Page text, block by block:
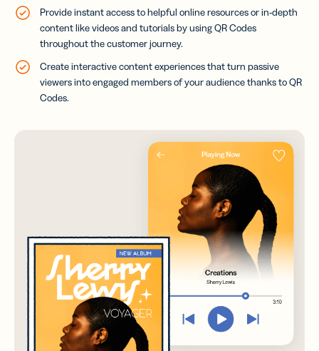
Provide instant access to helpful online resources or in-depth
content like videos and tutorials by using QR Codes
throughout the customer journey.
Create interactive content experiences that turn passive
viewers into engaged members of your audience thanks to QR
Codes.